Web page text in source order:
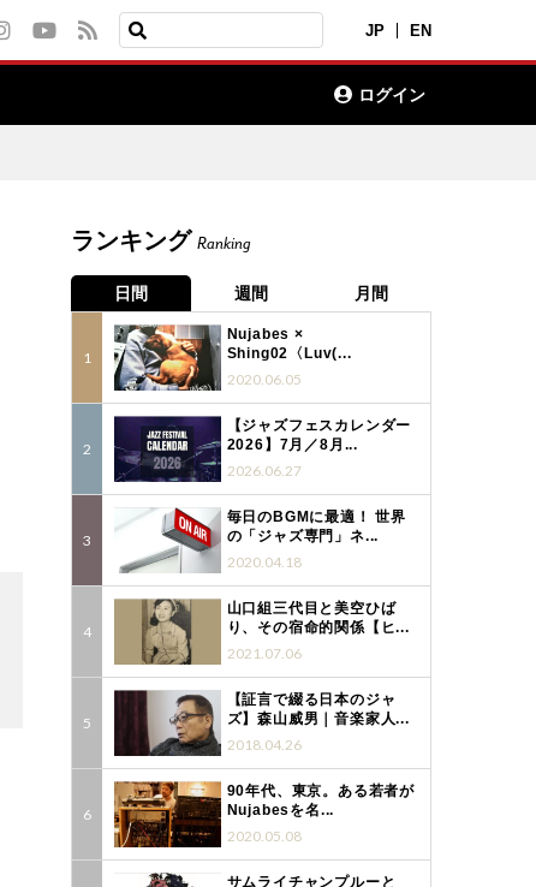
JP EN
ログイン
ランキング Ranking
日間 週間 月間
Nujabes ×
Shing02〈Luv(...
2020.06.05
【ジャズフェスカレンダー
2026】7月／8月...
2026.06.27
毎日のBGMに最適！ 世界
の「ジャズ専門」ネ...
2020.04.18
山口組三代目と美空ひば
り、その宿命的関係【ヒ...
2021.07.06
【証言で綴る日本のジャ
ズ】森山威男｜音楽家人...
2018.04.26
90年代、東京。ある若者が
Nujabesを名...
2020.05.08
サムライチャンプルーと